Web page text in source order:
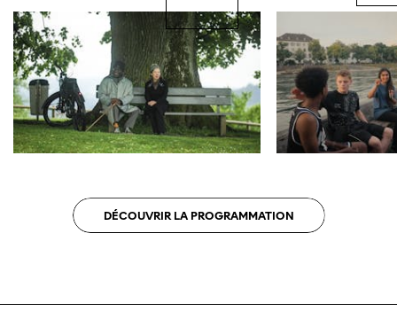
DÉCOUVRIR LA PROGRAMMATION